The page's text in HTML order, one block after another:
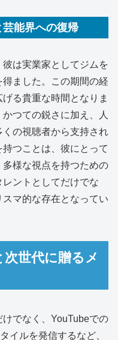
能界への復帰
は実業家としてジムを
ました。この期間の経
る貴重な時間となりま
つての鋭さに加え、人
の視聴者から支持され
つことは、彼にとって
様な視点を持つための
ントとしてだけでな
マ的な存在となってい
世代に贈るメ
でなく、YouTubeでの
イルを発信するなど、